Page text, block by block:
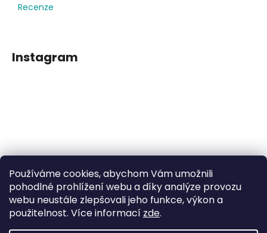
Používáme cookies, abychom Vám umožnili
pohodlné prohlížení webu a díky analýze provozu
webu neustále zlepšovali jeho funkce, výkon a
použitelnost. Více informací zde.
Recenze
Instagram
Sledovat na Instagramu
Facebook